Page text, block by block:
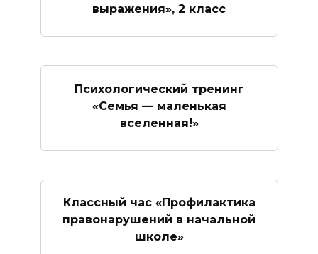
выражения», 2 класс
Психологический тренинг
«Семья — маленькая
вселенная!»
Классный час «Профилактика
правонарушений в начальной
школе»